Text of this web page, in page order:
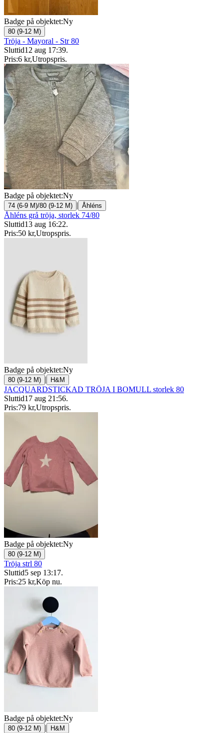
Badge på objektet:Ny
80 (9-12 M)
Tröja - Mayoral - Str 80
Sluttid12 aug 17:39.
Pris:6 kr,Utropspris.
Badge på objektet:Ny
74 (6-9 M)/80 (9-12 M) | Åhléns
Åhléns grå tröja, storlek 74/80
Sluttid13 aug 16:22.
Pris:50 kr,Utropspris.
Badge på objektet:Ny
80 (9-12 M) | H&M
JACQUARDSTICKAD TRÖJA I BOMULL storlek 80
Sluttid17 aug 21:56.
Pris:79 kr,Utropspris.
Badge på objektet:Ny
80 (9-12 M)
Tröja strl 80
Sluttid5 sep 13:17.
Pris:25 kr,Köp nu.
Badge på objektet:Ny
80 (9-12 M) | H&M